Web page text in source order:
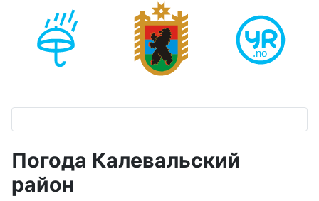
Погода Калевальский
район